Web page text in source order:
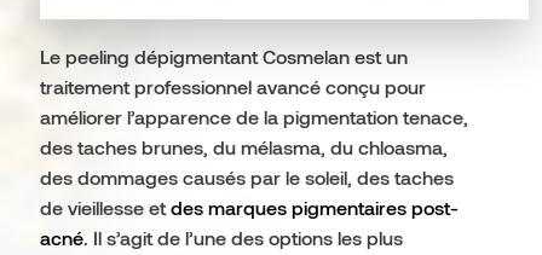
Le peeling dépigmentant Cosmelan est un
traitement professionnel avancé conçu pour
améliorer l’apparence de la pigmentation tenace,
des taches brunes, du mélasma, du chloasma,
des dommages causés par le soleil, des taches
de vieillesse etdes marques pigmentaires post-
acné. Il s’agit de l’une des options les plus